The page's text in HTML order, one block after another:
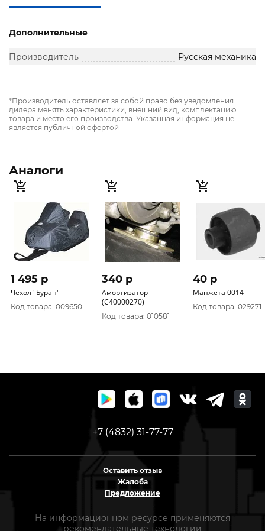
Дополнительные
Производитель Русская механика
*Производитель оставляет за собой право без уведомления
дилера менять характеристики, внешний вид, комплектацию
товара и место его производства. Указанная информация не
является публичной офертой
Аналоги
1 495 p
Чехол "Буран"
Код товара: 009650
340 p
Амортизатор
(С40000270)
Код товара: 010581
40 p
Манжета 0014
Код товара: 029271
+7 (4832) 31-77-77
Оставить отзыв
Жалоба
Предложение
На информационном ресурсе применяются
рекомендательные технологии